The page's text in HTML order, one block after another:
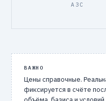
АЗС
ВАЖНО
Цены справочные.
фиксируется в счёте